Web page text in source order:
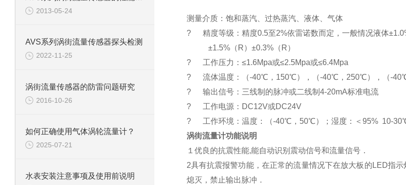
2013-05-24
AVS系列涡街流量传感器探头检测
2022-11-25
涡街流量传感器的防雷问题研究
2016-10-26
如何正确使用气体涡轮流量计？
2025-07-21
水表安装注意事项及使用前说明
测量介质：饱和蒸汽、过热蒸汽、液体、气体
? 精度等级：精度0.5至2%依雷诺数而定，一般情况液体
±1.5%（R）±0.3%（R）
? 工作压力：≤1.6Mpa或≤2.5Mpa或≤6.4Mpa
? 流体温度：（-40℃，150℃），（-40℃，250℃），（-
? 输出信号：三线制的脉冲或二线制4-20mA标准电流
? 工作电源：DC12V或DC24V
? 工作环境：温度：（-40℃，50℃）；湿度：＜95% 10-
涡街流量计功能说明
１优良的抗震性能,能自动识别震动信号和流量信号．
2具有抗震报警功能，在正常的流量情况下在放大板的LED指
熄灭，禁止输出脉冲．